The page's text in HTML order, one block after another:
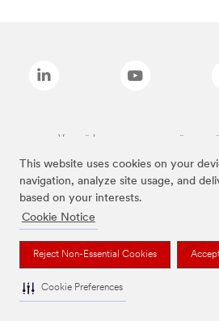
This website uses cookies on your
navigation, analyze site usage, and
based on your interests.
Cookie Notice
Reject Non-Essential Cookies
Cookie Preferences
Varumärken som anges ovan är